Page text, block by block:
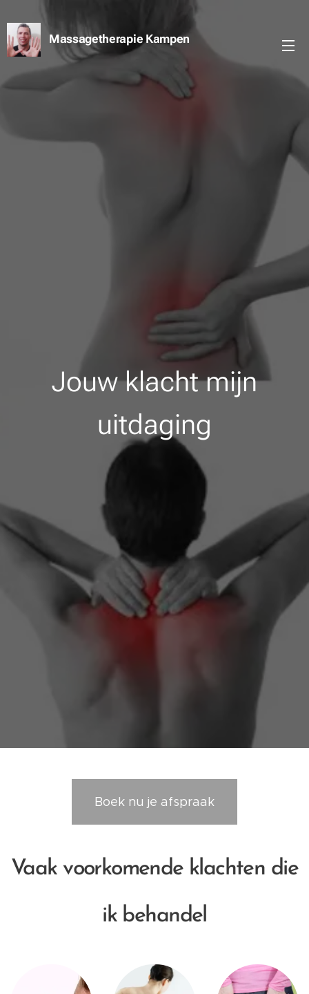
Massagetherapie Kampen
Kampen
Jouw klacht mijn
uitdaging
Boek nu je afspraak
Vaak voorkomende klachten die
ik behandel